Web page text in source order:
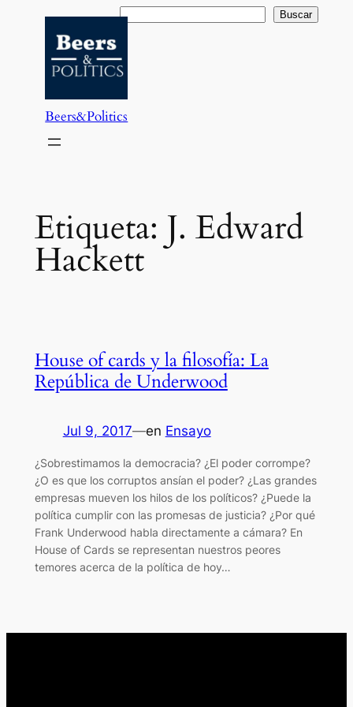
contenido
Buscar Buscar
Beers&Politics
Etiqueta: J. Edward
Hackett
House of cards y la filosofía: La
República de Underwood
Jul 9, 2017—en Ensayo
¿Sobrestimamos la democracia? ¿El poder corrompe?
¿O es que los corruptos ansían el poder? ¿Las grandes
empresas mueven los hilos de los políticos? ¿Puede la
política cumplir con las promesas de justicia? ¿Por qué
Frank Underwood habla directamente a cámara? En
House of Cards se representan nuestros peores
temores acerca de la política de hoy…